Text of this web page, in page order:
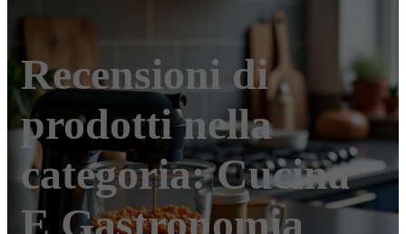
Recensioni di
prodotti nella
categoria:Cucina
E Gastronomia